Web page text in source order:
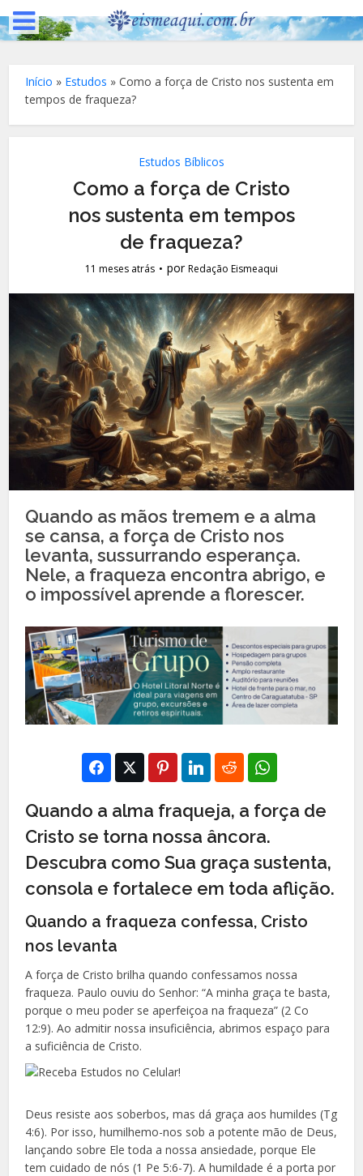
Início » Estudos »Como a força de Cristo nos sustenta em
tempos de fraqueza?
Estudos Bíblicos
Como a força de Cristo
nos sustenta em tempos
de fraqueza?
11 meses atrás porRedação Eismeaqui
Quando as mãos tremem e a alma
se cansa, a força de Cristo nos
levanta, sussurrando esperança.
Nele, a fraqueza encontra abrigo, e
o impossível aprende a florescer.
Quando a alma fraqueja, a força de
Cristo se torna nossa âncora.
Descubra como Sua graça sustenta,
consola e fortalece em toda aflição.
Quando a fraqueza confessa, Cristo
nos levanta
A força de Cristo brilha quando confessamos nossa
fraqueza. Paulo ouviu do Senhor: “A minha graça te basta,
porque o meu poder se aperfeiçoa na fraqueza” (2 Co
12:9). Ao admitir nossa insuficiência, abrimos espaço para
a suficiência de Cristo.
Deus resiste aos soberbos, mas dá graça aos humildes (Tg
4:6). Por isso, humilhemo-nos sob a potente mão de Deus,
lançando sobre Ele toda a nossa ansiedade, porque Ele
tem cuidado de nós (1 Pe 5:6-7). A humildade é a porta por